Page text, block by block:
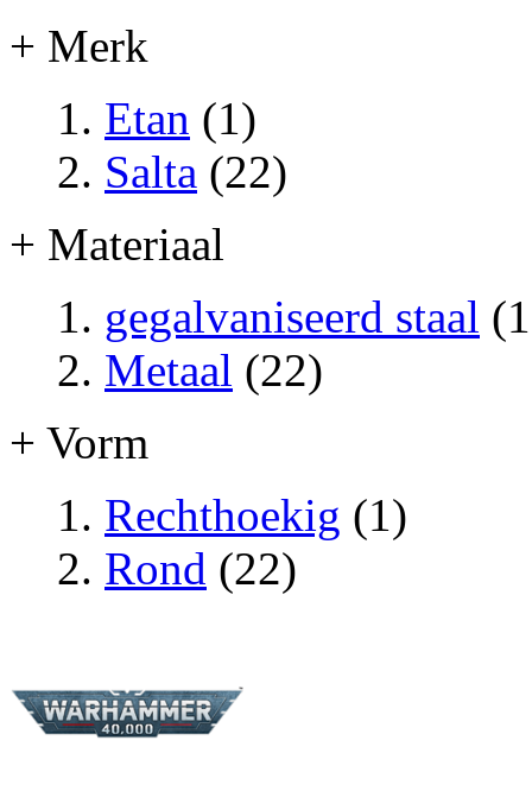
+ Merk
Etan (1)
Salta (22)
+ Materiaal
gegalvaniseerd staal
Metaal (22)
+ Vorm
Rechthoekig (1)
Rond (22)